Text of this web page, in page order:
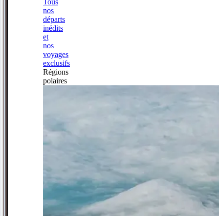
Tous
nos
départs
inédits
et
nos
voyages
exclusifs
Régions
polaires